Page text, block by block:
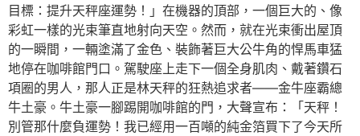
目標：提升天秤座運勢！」在機器的頂部，一個巨大的、像
彩虹一樣的光束筆直地射向天空。然而，就在光束衝出屋頂
的一瞬間，一輛塗滿了金色、裝飾著巨大公牛角的悍馬車猛
地停在咖啡館門口。駕駛座上走下一個全身肌肉、戴著鑽石
項圈的男人，那人正是林天秤的狂熱追求者——金牛座霸總
牛土豪。牛土豪一腳踢開咖啡館的門，大聲宣布：「天秤！
別管那什麼負運勢！我已經用一百噸的純金箔買下了今天所